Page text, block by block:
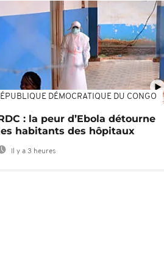
01:34
DÉMOCRATIQUE DU CONGO
: la peur d’Ebola détourne
habitants des hôpitaux
Il y a 3 heures